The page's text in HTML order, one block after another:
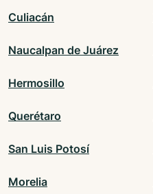
Culiacán
Naucalpan de Juárez
Hermosillo
Querétaro
San Luis Potosí
Morelia